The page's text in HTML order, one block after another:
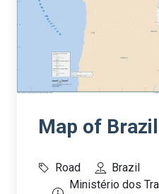
Map of
Road
Brazil
Ministério dos